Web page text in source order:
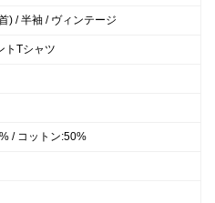
) / 半袖 / ヴィンテージ
トTシャツ
/ コットン:50%